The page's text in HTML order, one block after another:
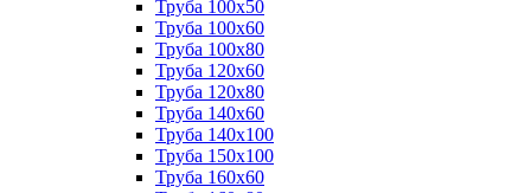
Труба 100x50
Труба 100x60
Труба 100x80
Труба 120x60
Труба 120x80
Труба 140x60
Труба 140x100
Труба 150x100
Труба 160x60